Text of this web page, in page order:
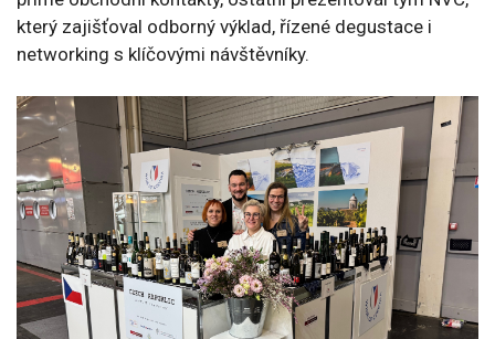
který zajišťoval odborný výklad, řízené degustace i
networking s klíčovými návštěvníky.